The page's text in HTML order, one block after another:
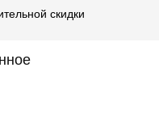
скидки